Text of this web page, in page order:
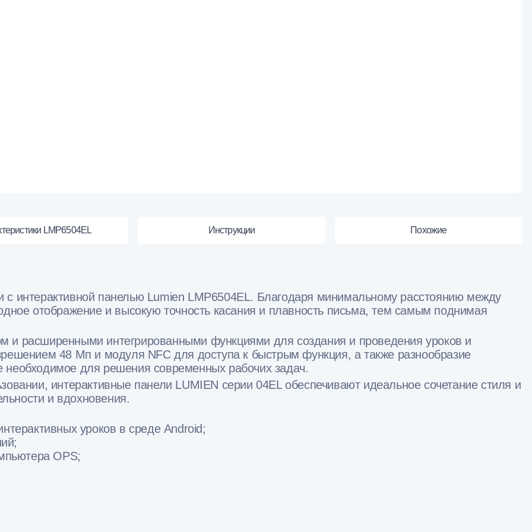
LMP6504EL Инструкции Похожие
интерактивной панелью Lumien LMP6504EL. Благодаря минимальному расстоянию между
отображение и высокую точность касания и плавность письма, тем самым поднимая
и расширенными интегрированными функциями для создания и проведения уроков и
48 Мп и модуля NFC для доступа к быстрым функция, а также разнообразие
необходимое для решения современных рабочих задач.
интерактивные панели LUMIEN серии 04EL обеспечивают идеальное сочетание стиля и
и вдохновения.
уроков в среде Android;
OPS;